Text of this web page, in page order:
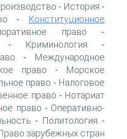
- История -
-
Конституционное
право -
Криминология -
-
Международное
право -
Морское
право - Налоговое
право - Нотариат
право - Оперативно-
- Политология -
зарубежных стран